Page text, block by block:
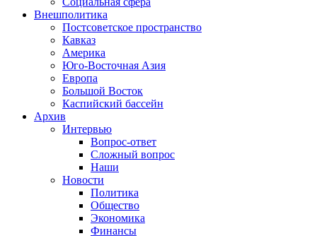
Внешполитика
Постсоветское пространство
Кавказ
Америка
Юго-Восточная Азия
Европа
Большой Восток
Каспийский бассейн
Архив
Интервью
Вопрос-ответ
Сложный вопрос
Наши
Новости
Политика
Общество
Экономика
Финансы